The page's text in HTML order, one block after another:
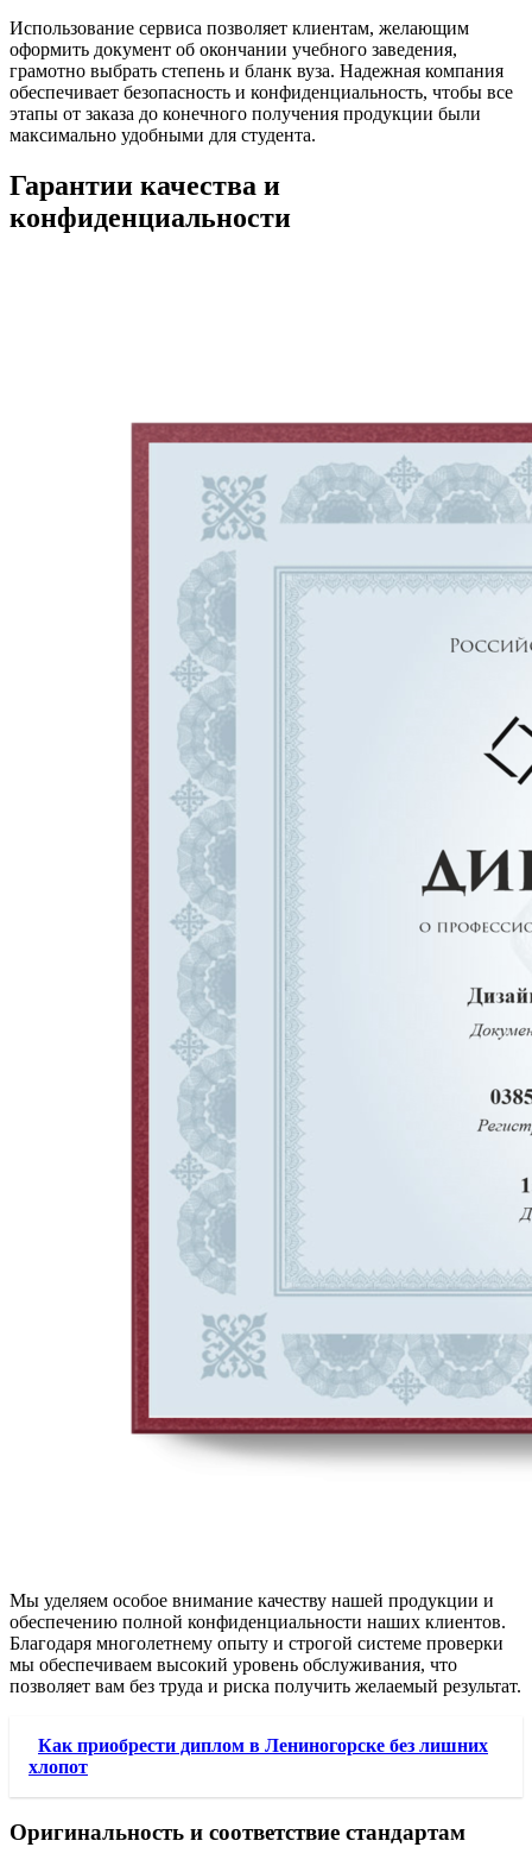
Использование сервиса позволяет клиентам, желающим
оформить документ об окончании учебного заведения,
грамотно выбрать степень и бланк вуза. Надежная компания
обеспечивает безопасность и конфиденциальность, чтобы все
этапы от заказа до конечного получения продукции были
максимально удобными для студента.
Гарантии качества и
конфиденциальности
Мы уделяем особое внимание качеству нашей продукции и
обеспечению полной конфиденциальности наших клиентов.
Благодаря многолетнему опыту и строгой системе проверки
мы обеспечиваем высокий уровень обслуживания, что
позволяет вам без труда и риска получить желаемый результат.
Как приобрести диплом в Лениногорске без лишних
хлопот
Оригинальность и соответствие стандартам